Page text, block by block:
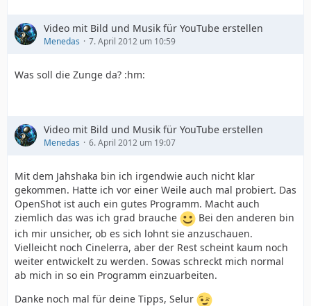
Video mit Bild und Musik für YouTube erstellen
Menedas 7. April 2012 um 10:59
Was soll die Zunge da? :hm:
Video mit Bild und Musik für YouTube erstellen
Menedas 6. April 2012 um 19:07
Mit dem Jahshaka bin ich irgendwie auch nicht klar
gekommen. Hatte ich vor einer Weile auch mal probiert. Das
OpenShot ist auch ein gutes Programm. Macht auch
ziemlich das was ich grad brauche
Bei den anderen bin
ich mir unsicher, ob es sich lohnt sie anzuschauen.
Vielleicht noch Cinelerra, aber der Rest scheint kaum noch
weiter entwickelt zu werden. Sowas schreckt mich normal
ab mich in so ein Programm einzuarbeiten.
Danke noch mal für deine Tipps, Selur